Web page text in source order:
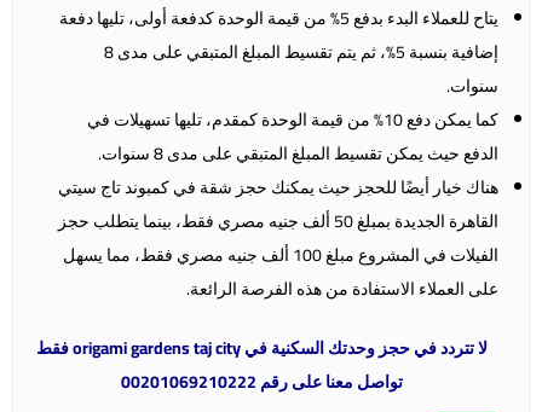
يتاح للعملاء البدء بدفع 5% من قيمة الوحدة كدفعة أولى، تليها دفعة
إضافية بنسبة 5%، ثم يتم تقسيط المبلغ المتبقي على مدى 8
سنوات.
كما يمكن دفع 10% من قيمة الوحدة كمقدم، تليها تسهيلات في
الدفع حيث يمكن تقسيط المبلغ المتبقي على مدى 8 سنوات.
هناك خيار أيضًا للحجز حيث يمكنك حجز شقة في كمبوند تاج سيتي
القاهرة الجديدة بمبلغ 50 ألف جنيه مصري فقط، بينما يتطلب حجز
الفيلات في المشروع مبلغ 100 ألف جنيه مصري فقط، مما يسهل
على العملاء الاستفادة من هذه الفرصة الرائعة.
لا تتردد في حجز وحدتك السكنية في origami gardens taj city فقط
تواصل معنا على رقم 00201069210222